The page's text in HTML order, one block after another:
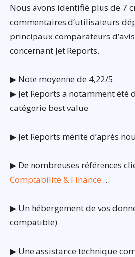
Nous avons identifié plus de 7
commentaires d’utilisateurs
principaux comparateurs
concernant Jet Reports.
▶ Note moyenne de 4,22/5
▶ Jet Reports a notamment été
catégorie best value
▶ Jet Reports mérite d’après
▶ De nombreuses références
Comptabilité & Finance …
▶ Un hébergement de vos
compatible)
▶ Une assistance technique